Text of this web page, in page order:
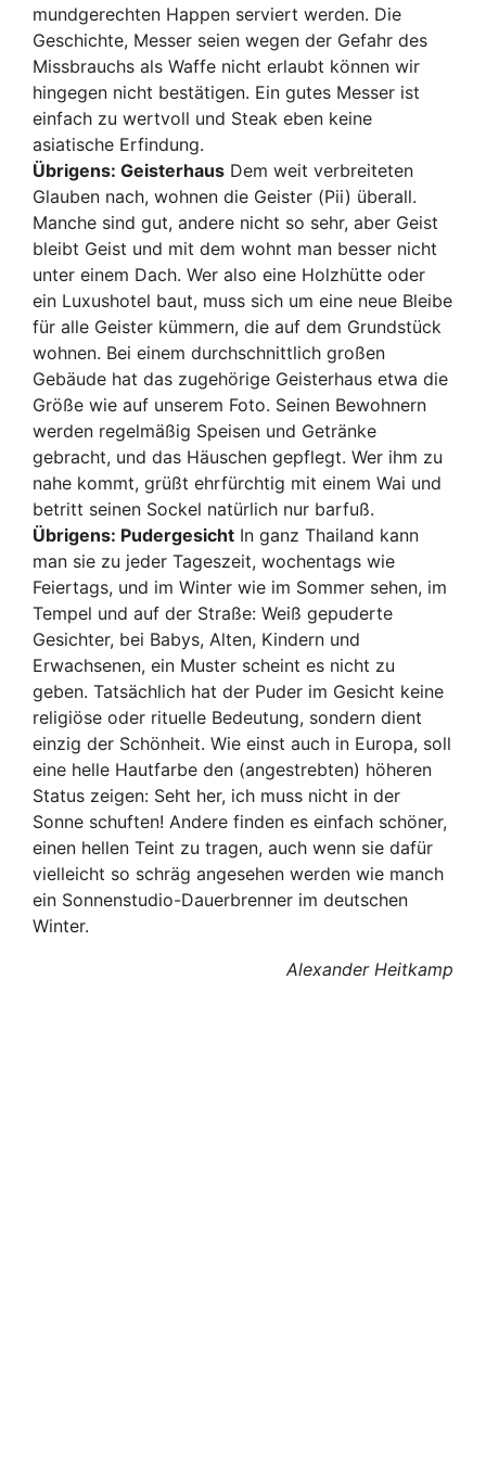
mundgerechten Happen serviert werden. Die
Geschichte, Messer seien wegen der Gefahr des
Missbrauchs als Waffe nicht erlaubt können wir
hingegen nicht bestätigen. Ein gutes Messer ist
einfach zu wertvoll und Steak eben keine
asiatische Erfindung.
Übrigens: Geisterhaus Dem weit verbreiteten
Glauben nach, wohnen die Geister (Pii) überall.
Manche sind gut, andere nicht so sehr, aber Geist
bleibt Geist und mit dem wohnt man besser nicht
unter einem Dach. Wer also eine Holzhütte oder
ein Luxushotel baut, muss sich um eine neue Bleibe
für alle Geister kümmern, die auf dem Grundstück
wohnen. Bei einem durchschnittlich großen
Gebäude hat das zugehörige Geisterhaus etwa die
Größe wie auf unserem Foto. Seinen Bewohnern
werden regelmäßig Speisen und Getränke
gebracht, und das Häuschen gepflegt. Wer ihm zu
nahe kommt, grüßt ehrfürchtig mit einem Wai und
betritt seinen Sockel natürlich nur barfuß.
Übrigens: Pudergesicht In ganz Thailand kann
man sie zu jeder Tageszeit, wochentags wie
Feiertags, und im Winter wie im Sommer sehen, im
Tempel und auf der Straße: Weiß gepuderte
Gesichter, bei Babys, Alten, Kindern und
Erwachsenen, ein Muster scheint es nicht zu
geben. Tatsächlich hat der Puder im Gesicht keine
religiöse oder rituelle Bedeutung, sondern dient
einzig der Schönheit. Wie einst auch in Europa, soll
eine helle Hautfarbe den (angestrebten) höheren
Status zeigen: Seht her, ich muss nicht in der
Sonne schuften! Andere finden es einfach schöner,
einen hellen Teint zu tragen, auch wenn sie dafür
vielleicht so schräg angesehen werden wie manch
ein Sonnenstudio-Dauerbrenner im deutschen
Winter.
Alexander Heitkamp